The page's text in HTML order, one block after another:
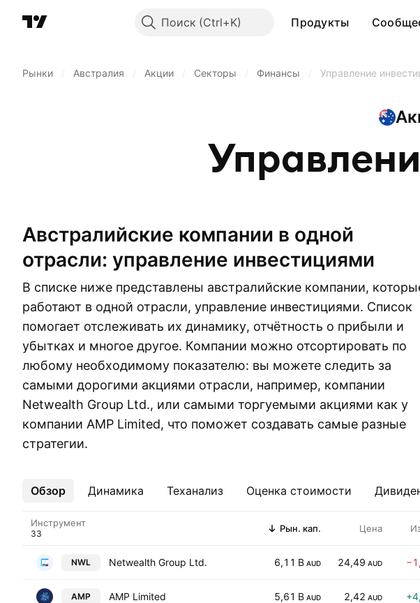
Поиск Продукты
Рынки Австралия Акции Секторы Финансы Управление
австралийские компании в одной
отрасли: управление инвестициями
В списке ниже представлены австралийские компании,
работают в одной отрасли, управление инвестициями. Список
помогает отслеживать их динамику, отчётность о прибыли и
убытках и многое другое. Компании можно отсортировать по
любому необходимому показателю: вы можете следить за
самыми дорогими акциями отрасли, например, компании
Netwealth Group Ltd., или самыми торгуемыми акциями как у
компании AMP Limited, что поможет создавать самые разные
стратегии.
Обзор Динамика Теханализ Оценка стоимости
Ещё
Инструмент Рын. кап. Цена
NWL Netwealth Group Ltd. 6,11 B AUD 24,49 AUD
AMP AMP Limited 5,61 B AUD 2,42 AUD